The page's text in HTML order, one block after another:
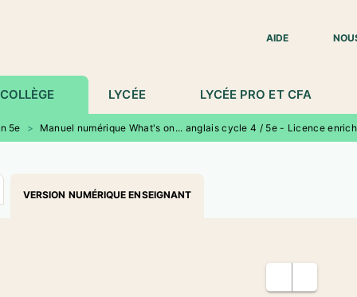
AIDE
COLLÈGE LYCÉE LYCÉE PRO ET CFA
5e > Manuel numérique What's on... anglais cycle 4 / 5e - Licence
VERSION NUMÉRIQUE ENSEIGNANT